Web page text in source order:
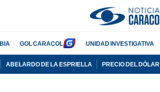
GOL CARACOL UNIDAD INVESTIGATIVA
ABELARDO DE LA ESPRIELLA PRECIO DEL DÓLAR